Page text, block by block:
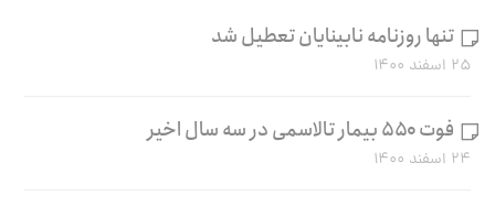
تنها روزنامه نابینایان تعطیل شد
۲۵ اسفند ۱۴۰۰
فوت ۵۵۰ بیمار تالاسمی در سه سال اخیر
۲۴ اسفند ۱۴۰۰